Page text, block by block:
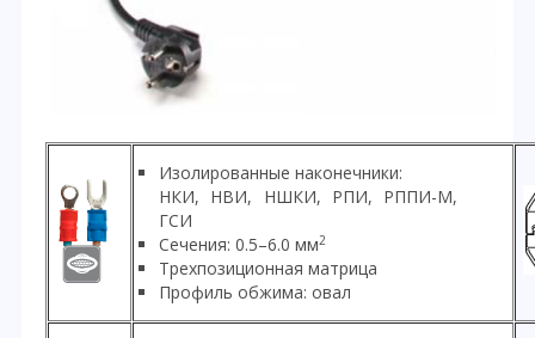
Изолированные наконечники:
НКИ, НВИ, НШКИ, РПИ, РППИ-М,
ГСИ
Сечения: 0.5–6.0 мм2
Трехпозиционная матрица
Профиль обжима: овал